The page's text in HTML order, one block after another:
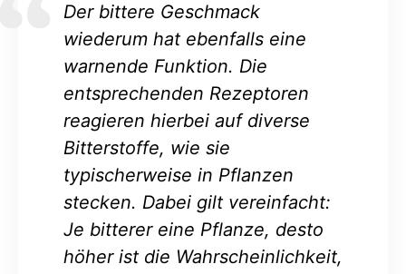
Der bittere Geschmack
wiederum hat ebenfalls eine
warnende Funktion. Die
entsprechenden Rezeptoren
reagieren hierbei auf diverse
Bitterstoffe, wie sie
typischerweise in Pflanzen
stecken. Dabei gilt vereinfacht:
Je bitterer eine Pflanze, desto
höher ist die Wahrscheinlichkeit,